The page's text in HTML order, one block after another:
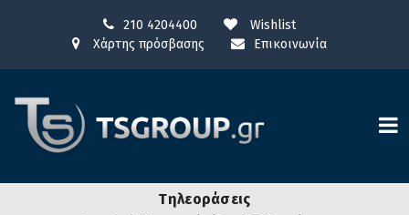
210 4204400
Wishlist
Χάρτης πρόσβασης
Επικοινωνία
Τηλεοράσεις